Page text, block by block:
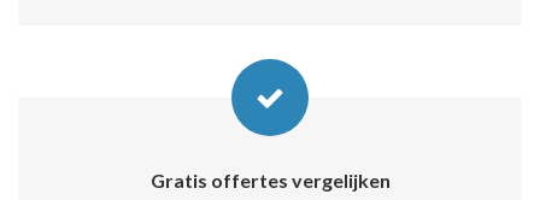
Gratis offertes vergelijken